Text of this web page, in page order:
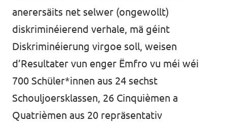
anerersäits net selwer (ongewollt)
diskriminéierend verhale, mä géint
Diskriminéierung virgoe soll, weisen
d’Resultater vun enger Ëmfro vu méi wéi
700 Schüler*innen aus 24 sechst
Schouljoersklassen, 26 Cinquièmen a
Quatrièmen aus 20 repräsentativ